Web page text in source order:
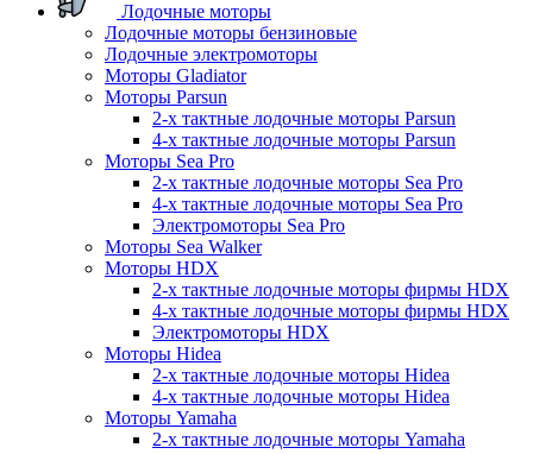
Лодочные моторы
Лодочные моторы бензиновые
Лодочные электромоторы
Моторы Gladiator
Моторы Parsun
2-х тактные лодочные моторы Parsun
4-х тактные лодочные моторы Parsun
Моторы Sea Pro
2-х тактные лодочные моторы Sea Pro
4-х тактные лодочные моторы Sea Pro
Электромоторы Sea Pro
Моторы Sea Walker
Моторы HDX
2-х тактные лодочные моторы фирмы HDX
4-х тактные лодочные моторы фирмы HDX
Электромоторы HDX
Моторы Hidea
2-х тактные лодочные моторы Hidea
4-х тактные лодочные моторы Hidea
Моторы Yamaha
2-х тактные лодочные моторы Yamaha